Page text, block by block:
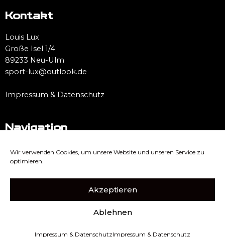
Wir verwenden Cookies, um unsere Website und unseren Service zu
optimieren.
Akzeptieren
Ablehnen
Impressum & DatenschutzImpressum & Datenschutz
Kontakt
Louis Lux
Große Isel 1/4
89233 Neu-Ulm
sport-lux@outlook.de
Impressum & Datenschutz
Navigation
Startseite
Dienstleistungen